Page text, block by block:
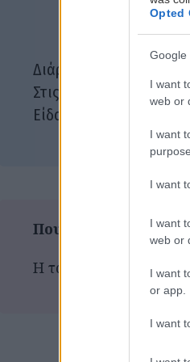
Opted
Google
I want
web or
I want
I want
I want
web or
I want
or app.
I want
Διάρκεια:
Στις αίθουσες: 27/
Είδος:
Που παίζεται τώρα
Η ταινία δεν